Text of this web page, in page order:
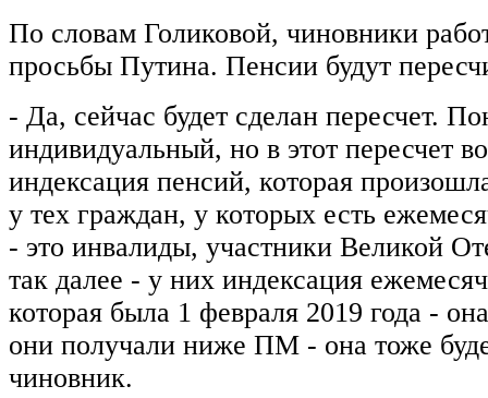
По словам Голиковой, чиновники
просьбы Путина. Пенсии будут
- Да, сейчас будет сделан пересчет.
индивидуальный, но в этот пересчет
индексация пенсий, которая
у тех граждан, у которых есть
- это инвалиды, участники Великой
так далее - у них индексация
которая была 1 февраля 2019 года -
они получали ниже ПМ - она тоже
чиновник.